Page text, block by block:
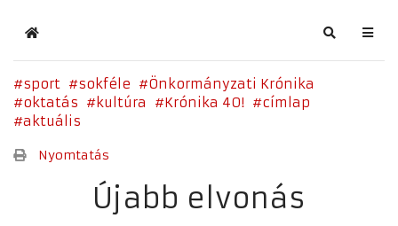
Home Search
sport sokféle
Önkormányzati Krónika
oktatás
kultúra Krónika 40!
címlap
aktuális
Nyomtatás
Újabb elvonás